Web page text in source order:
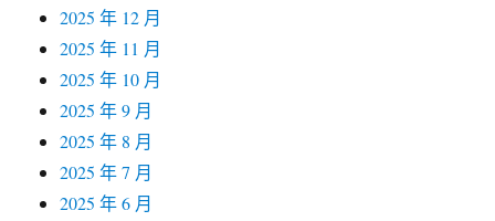
2025 年 12 月
2025 年 11 月
2025 年 10 月
2025 年 9 月
2025 年 8 月
2025 年 7 月
2025 年 6 月